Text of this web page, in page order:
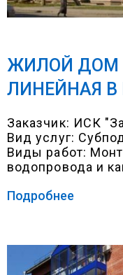
ЖИЛОЙ ДОМ
ЛИНЕЙНАЯ В
Заказчик: ИСК
Вид услуг:
Виды работ:
водопровода и
Подробнее